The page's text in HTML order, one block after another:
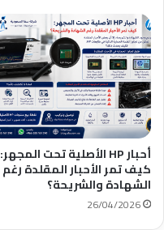
أحبار HP الأصلية تحت المجهر:
كيف تمر الأحبار المقلدة رغم
الشهادة والشريحة؟
26/04/2026